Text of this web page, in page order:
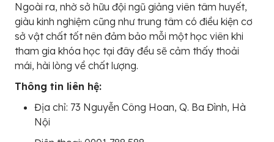
Ngoài ra, nhờ sở hữu đội ngũ giảng viên tâm huyết,
giàu kinh nghiệm cũng như trung tâm có điều kiện cơ
sở vật chất tốt nên đảm bảo mỗi một học viên khi
tham gia khóa học tại đây đều sẽ cảm thấy thoải
mái, hài lòng về chất lượng.
Thông tin liên hệ:
Địa chỉ: 73 Nguyễn Công Hoan, Q. Ba Đình, Hà
Nội